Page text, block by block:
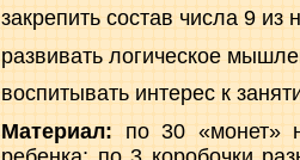
закрепить состав числа 9 из
развивать логическое
воспитывать интерес к
Материал: по 30 «монет»